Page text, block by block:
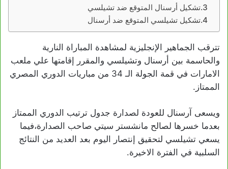
تشكيل أرسنال المتوقع ضد تشيلسي
تشكيل تشيلسي المتوقع ضد أرسنال
تترقب الجماهير الإنجليزية لمشاهدة المباراة النارية
والحاسمة بين أرسنال وتشيلسي والمقرر إقامتها علي ملعب
الامارات في قمة الجولة الـ 34 من مباريات الدوري المصري
الممتاز.
ويسعى آرسنال للعودة لصدارة جدول ترتيب الدوري الممتاز
بعدما خسرها لصالح مانشستر سيتي صاحب الصدارة،فيما
يسعي تشيلسي لتحقيق إنتصار اليوم بعد العديد من النتائج
السلبية في الفترة الاخيرة.